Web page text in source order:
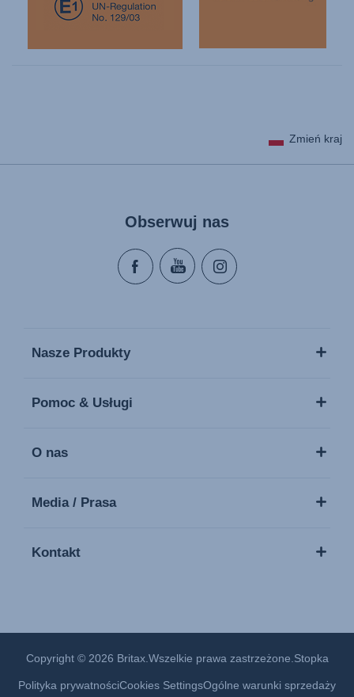
Zmień kraj
Obserwuj nas
Nasze Produkty
Pomoc & Usługi
O nas
Media / Prasa
Kontakt
Copyright © 2026 Britax.Wszelkie prawa zastrzeżone. Stopka
Polityka prywatnościCookies SettingsOgólne warunki sprzedaży